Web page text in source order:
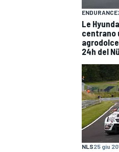
ENDURANCE
Le
centrano
24h del
NLS25 giu